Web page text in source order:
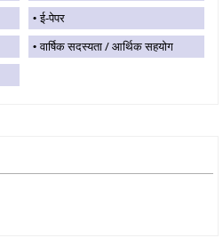
ई-पेपर
वार्षिक सदस्यता / आर्थिक सहयोग